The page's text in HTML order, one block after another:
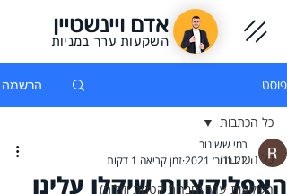
השקעות ערך במניות
אדם ויינשטיין
פוסט הרשמה
כל הכתבות
השקעות ערך (חברות קטנות וזולות)
כל הכתבות
האפליקציות שיקלו עלינו
רמי ששונוב
22 בנוב׳ 2021
זמן קריאה 1 דקות